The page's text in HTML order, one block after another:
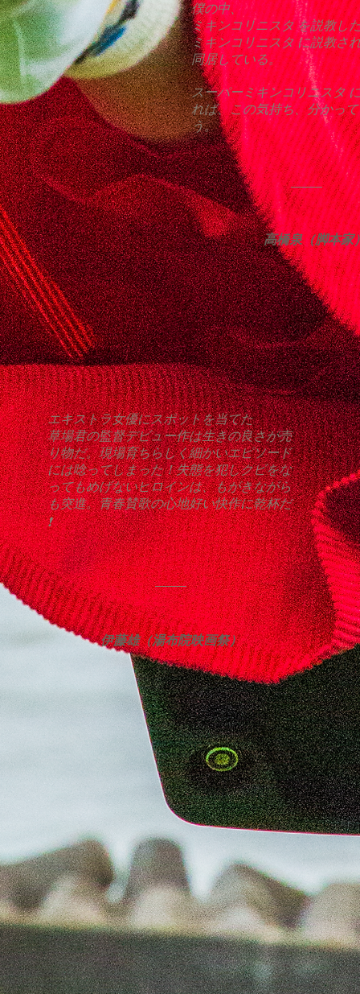
僕の中、
ミキンコリニスタ を説教し
ミキンコリニスタ に説教さ
同居している。
スーパーミキンコリニスタ
れば、この気持ち、​分かっ
う。
高橋泉（脚本家
エキストラ女優にスポットを当てた
草場君の監督デビュー作は生きの良さが売
り物だ。現場育ちらしく細かいエピソード
には唸ってしまった！失態を犯しクビをな
ってもめげないヒロインは、もがきながら
も突進。青春賛歌の心地好い快作に乾杯だ
❗️
伊藤雄（湯布院映画祭）